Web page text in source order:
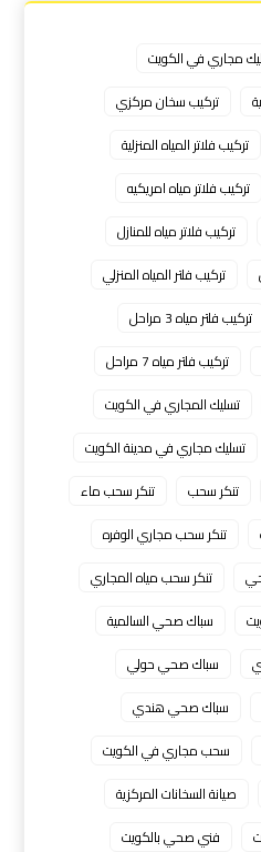
مجاري في الكويت
تركيب سخان مركزي
تركيب فلاتر المياه المنزلية
تركيب فلاتر مياه امريكيه
تركيب فلاتر مياه للمنازل
تركيب فلتر المياه المنزلي
تركيب فلتر مياه 3 مراحل
تركيب فلتر مياه 7 مراحل
تسليك المجاري في الكويت
تسليك مجاري في مدينة الكويت
تنكر سحب
تنكر سحب ماء
تنكر سحب مجاري الوفره
تنكر سحب مياه المجاري
سباك صحي السالمية
سباك صحي حولي
سباك صحي هندي
سحب مجاري في الكويت
صيانة السخانات المركزية
فني صحي بالكويت